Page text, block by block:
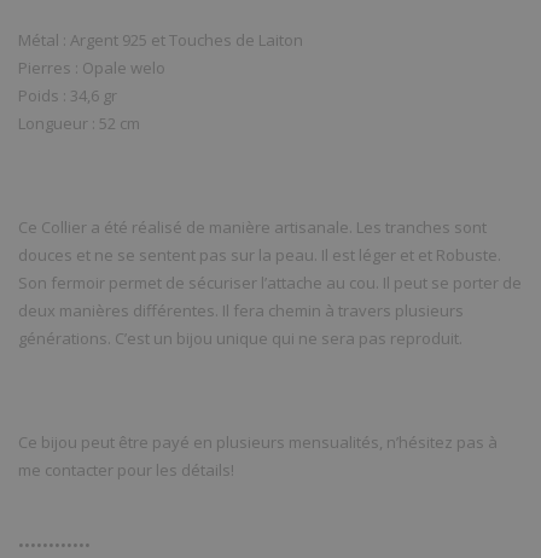
Métal : Argent 925 et Touches de Laiton
Pierres : Opale welo
Poids : 34,6 gr
Longueur : 52 cm
Ce Collier a été réalisé de manière artisanale. Les tranches sont
douces et ne se sentent pas sur la peau. Il est léger et et Robuste.
Son fermoir permet de sécuriser l’attache au cou. Il peut se porter de
deux manières différentes. Il fera chemin à travers plusieurs
générations. C’est un bijou unique qui ne sera pas reproduit.
Ce bijou peut être payé en plusieurs mensualités, n’hésitez pas à
me contacter pour les détails!
••••••••••••